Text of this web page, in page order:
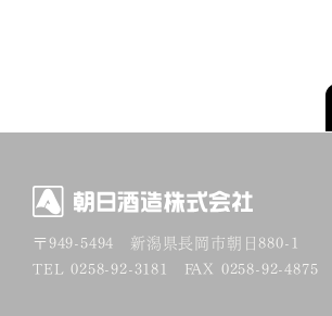
〒949-5494 新潟県長岡市朝日880-1
TEL 0258-92-3181 FAX 0258-92-4875